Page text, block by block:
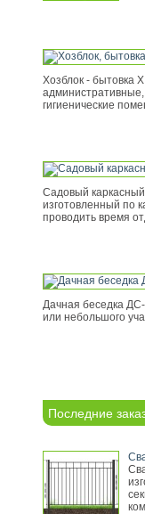
Хозблок - бытовка
гигиенические
Садовый
изготовленный по
проводить время
Дачная беседка
или небольшого
Последние